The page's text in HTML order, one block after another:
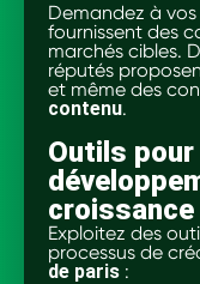
Demandez à vos
fournissent des
marchés cibles.
réputés
et même des
contenu.
Outils
croissance
Exploitez des
processus de
de paris :